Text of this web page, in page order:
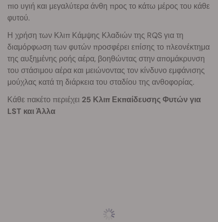
πιο υγιή και μεγαλύτερα άνθη προς το κάτω μέρος του κάθε
φυτού.
Η χρήση των Κλιπ Κάμψης Κλαδιών της RQS για τη
διαμόρφωση των φυτών προσφέρει επίσης το πλεονέκτημα
της αυξημένης ροής αέρα, βοηθώντας στην απομάκρυνση
του στάσιμου αέρα και μειώνοντας τον κίνδυνο εμφάνισης
μούχλας κατά τη διάρκεια του σταδίου της ανθοφορίας.
Κάθε πακέτο περιέχει 25 Κλιπ Εκπαίδευσης Φυτών για
LST και Άλλα